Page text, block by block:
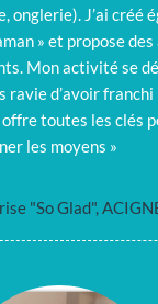
onglerie). J’ai créé
» et propose
Mon activité se
ravie d’avoir franchi
offre toutes les clés
les moyens »
"So Glad",